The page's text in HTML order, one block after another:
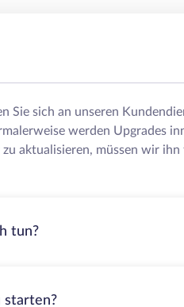
Sie sich an unseren
werden Upgrades
aktualisieren, müssen wir
tun?
starten?